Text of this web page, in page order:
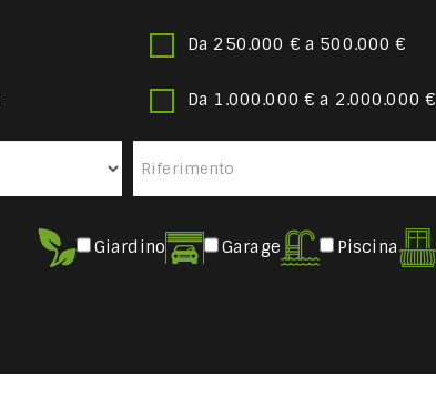
Da 250.000 € a 500.000 €
Da 1.000.000 € a 2.000.000 €
Giardino Garage Piscina